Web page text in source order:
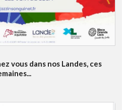
vous dans nos Landes, ces